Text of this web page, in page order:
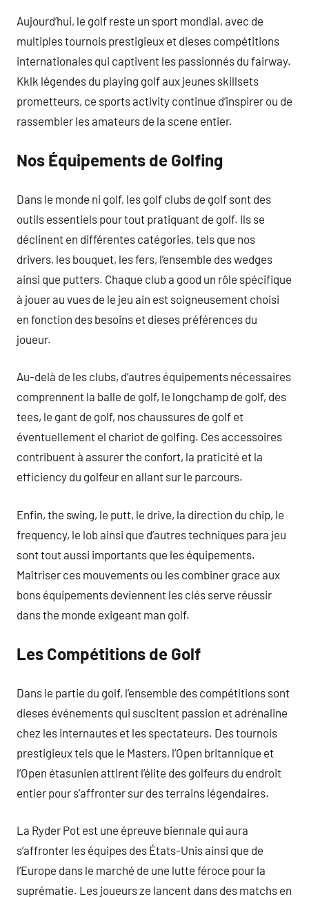
Aujourd’hui, le golf reste un sport mondial, avec de
multiples tournois prestigieux et dieses compétitions
internationales qui captivent les passionnés du fairway.
Kklk légendes du playing golf aux jeunes skillsets
prometteurs, ce sports activity continue d’inspirer ou de
rassembler les amateurs de la scene entier.
Nos Équipements de Golfing
Dans le monde ni golf, les golf clubs de golf sont des
outils essentiels pour tout pratiquant de golf. Ils se
déclinent en différentes catégories, tels que nos
drivers, les bouquet, les fers, l’ensemble des wedges
ainsi que putters. Chaque club a good un rôle spécifique
à jouer au vues de le jeu ain est soigneusement choisi
en fonction des besoins et dieses préférences du
joueur.
Au-delà de les clubs, d’autres équipements nécessaires
comprennent la balle de golf, le longchamp de golf, des
tees, le gant de golf, nos chaussures de golf et
éventuellement el chariot de golfing. Ces accessoires
contribuent à assurer the confort, la praticité et la
efficiency du golfeur en allant sur le parcours.
Enfin, the swing, le putt, le drive, la direction du chip, le
frequency, le lob ainsi que d’autres techniques para jeu
sont tout aussi importants que les équipements.
Maîtriser ces mouvements ou les combiner grace aux
bons équipements deviennent les clés serve réussir
dans the monde exigeant man golf.
Les Compétitions de Golf
Dans le partie du golf, l’ensemble des compétitions sont
dieses événements qui suscitent passion et adrénaline
chez les internautes et les spectateurs. Des tournois
prestigieux tels que le Masters, l’Open britannique et
l’Open étasunien attirent l’élite des golfeurs du endroit
entier pour s’affronter sur des terrains légendaires.
La Ryder Pot est une épreuve biennale qui aura
s’affronter les équipes des États-Unis ainsi que de
l’Europe dans le marché de une lutte féroce pour la
suprématie. Les joueurs ze lancent dans des matchs en